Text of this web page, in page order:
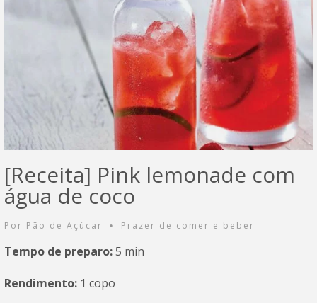
[Receita] Pink lemonade com
água de coco
Por Pão de Açúcar • Prazer de comer e beber
Tempo de preparo:5 min
Rendimento: 1 copo